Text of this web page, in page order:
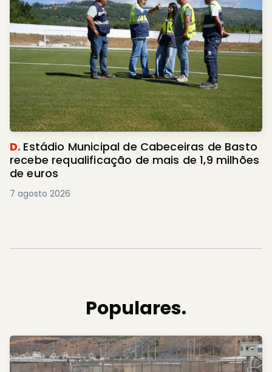
D. Estádio Municipal de Cabeceiras de Basto
recebe requalificação de mais de 1,9 milhões
de euros
7 agosto 2026
Populares.